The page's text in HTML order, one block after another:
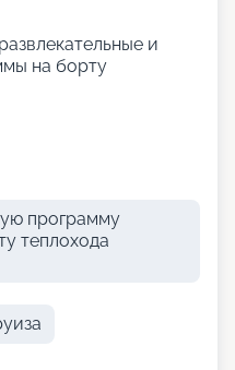
и
на борту
программу
теплохода